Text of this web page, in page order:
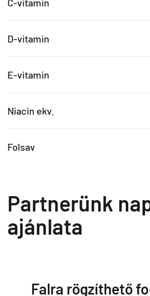
C-vitamin
D-vitamin
E-vitamin
Niacin ekv.
Folsav
Partnerünk
ajánlata
Falra rögzíthető